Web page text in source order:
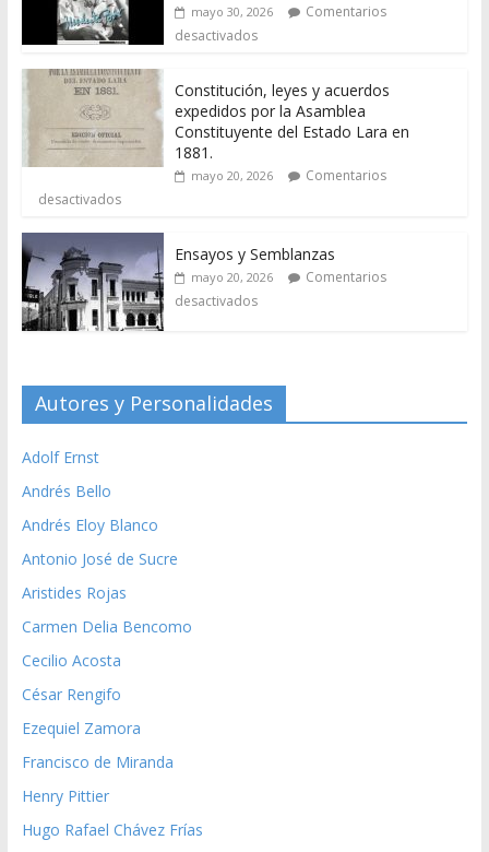
mayo 30, 2026
Comentarios
desactivados
Constitución, leyes y acuerdos
expedidos por la Asamblea
Constituyente del Estado Lara en
1881.
mayo 20, 2026
Comentarios
desactivados
Ensayos y Semblanzas
mayo 20, 2026
Comentarios
desactivados
Autores y Personalidades
Adolf Ernst
Andrés Bello
Andrés Eloy Blanco
Antonio José de Sucre
Aristides Rojas
Carmen Delia Bencomo
Cecilio Acosta
César Rengifo
Ezequiel Zamora
Francisco de Miranda
Henry Pittier
Hugo Rafael Chávez Frías